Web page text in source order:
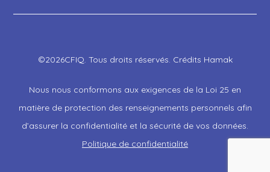
©2026CFIQ. Tous droits réservés. Crédits Hamak
Nous nous conformons aux exigences de la Loi 25 en
matière de protection des renseignements personnels afin
d’assurer la confidentialité et la sécurité de vos données.
Politique de confidentialité